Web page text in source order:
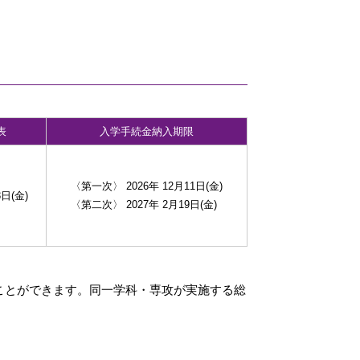
入学手続金納入期限
(金)
〈第一次〉 2026年 12月11日(金)
〈第二次〉 2027年 2月19日(金)
ができます。同一学科・専攻が実施する総